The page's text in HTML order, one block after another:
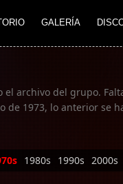
GALERÍA
archivo del grupo.
de 1973, lo anterior se
1980s 1990s 2000s